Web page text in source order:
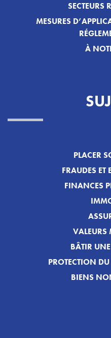
SECTEURS
MESURES
À
PLACER
FRAUDES ET
FINANCES
VALEURS
BÂTIR
PROTECTION
BIENS